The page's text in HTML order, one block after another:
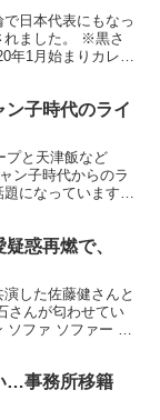
日本代表にもなっ
れました。 ※黒さ
年1月始まりカレン
子時代のライ
プと天津飯など
ン子時代からのラ
になっています。
惑再燃で、
した佐藤健さんと
さんが匂わせてい
ファ ソファー 大
…事務所移籍